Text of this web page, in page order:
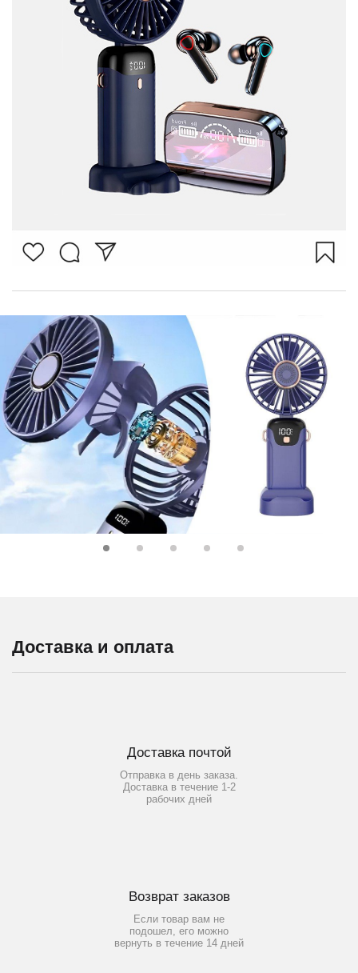
Доставка и оплата
Доставка почтой
Отправка в день заказа.
Доставка в течение 1-2
рабочих дней
Возврат заказов
Если товар вам не
подошел, его можно
вернуть в течение 14 дней